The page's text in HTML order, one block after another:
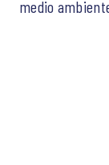
medio